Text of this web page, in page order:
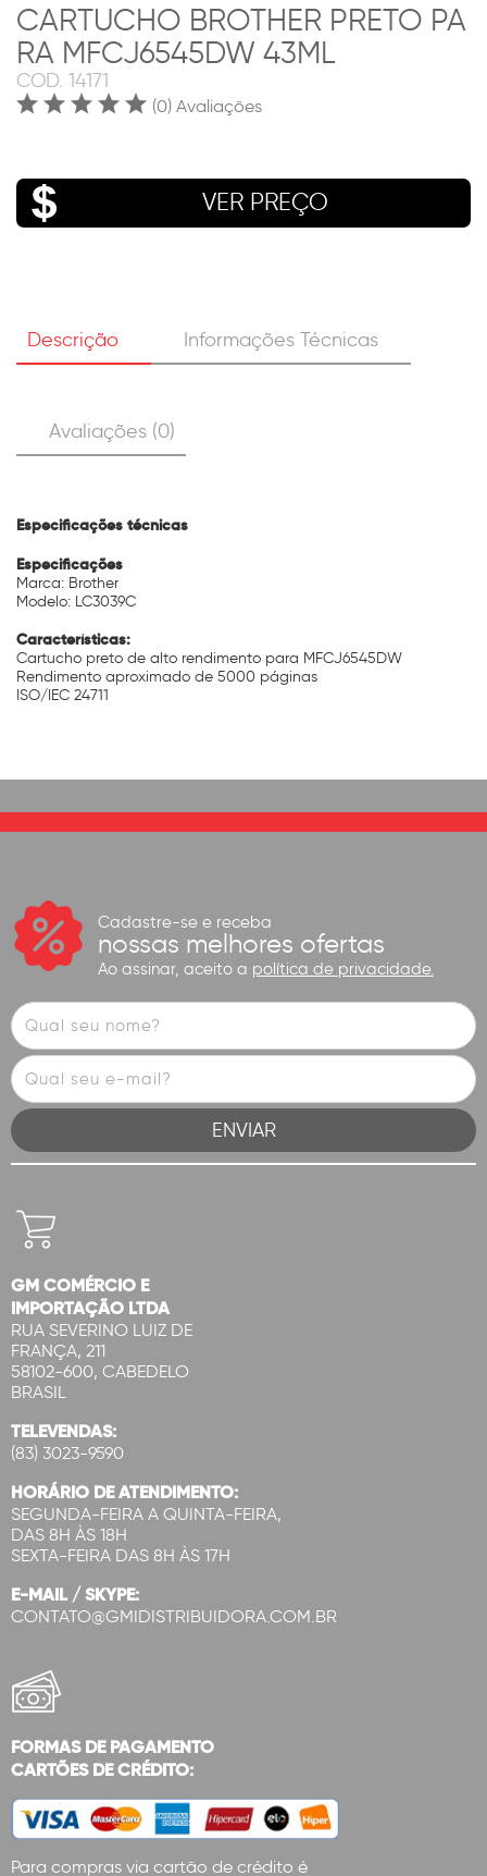
CARTUCHO BROTHER PRETO PA
RA MFCJ6545DW 43ML
COD. 14171
(0) Avaliações
VER PREÇO
Descrição Informações Técnicas
Avaliações (0)
Especificações técnicas
Especificações
Marca: Brother
Modelo: LC3039C
Características:
Cartucho preto de alto rendimento para MFCJ6545DW
Rendimento aproximado de 5000 páginas
ISO/IEC 24711
Cadastre-se e receba
nossas melhores ofertas
Ao assinar, aceito a política de privacidade.
GM COMÉRCIO E
IMPORTAÇÃO LTDA
RUA SEVERINO LUIZ DE
FRANÇA, 211
58102-600, CABEDELO
BRASIL
TELEVENDAS:
(83) 3023-9590
HORÁRIO DE ATENDIMENTO:
SEGUNDA-FEIRA A QUINTA-FEIRA,
DAS 8H ÀS 18H
SEXTA-FEIRA DAS 8H ÀS 17H
E-MAIL / SKYPE:
CONTATO@GMIDISTRIBUIDORA.COM.BR
FORMAS DE PAGAMENTO
CARTÕES DE CRÉDITO:
Para compras via cartão de crédito é